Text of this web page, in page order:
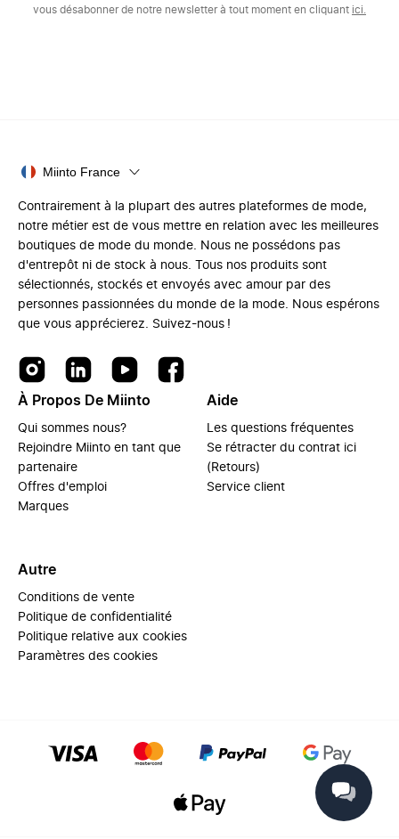
vous désabonner de notre newsletter à tout moment en cliquant ici.
Miinto France
Contrairement à la plupart des autres plateformes de mode,
notre métier est de vous mettre en relation avec les meilleures
boutiques de mode du monde. Nous ne possédons pas
d'entrepôt ni de stock à nous. Tous nos produits sont
sélectionnés, stockés et envoyés avec amour par des
personnes passionnées du monde de la mode. Nous espérons
que vous apprécierez. Suivez-nous !
À Propos De Miinto
Qui sommes nous?
Rejoindre Miinto en tant que
partenaire
Offres d'emploi
Marques
Aide
Les questions fréquentes
Se rétracter du contrat ici
(Retours)
Service client
Autre
Conditions de vente
Politique de confidentialité
Politique relative aux cookies
Paramètres des cookies